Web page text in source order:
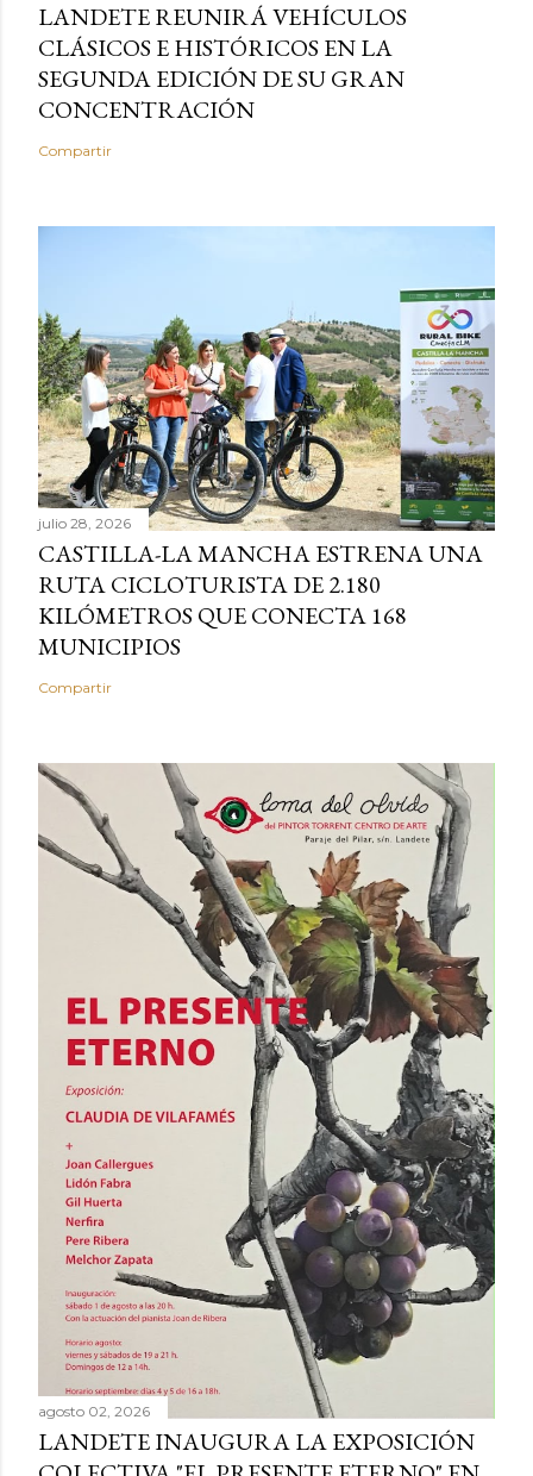
LANDETE REUNIRÁ VEHÍCULOS
CLÁSICOS E HISTÓRICOS EN LA
SEGUNDA EDICIÓN DE SU GRAN
CONCENTRACIÓN
Compartir
julio 28, 2026
CASTILLA-LA MANCHA ESTRENA UNA
RUTA CICLOTURISTA DE 2.180
KILÓMETROS QUE CONECTA 168
MUNICIPIOS
Compartir
agosto 02, 2026
LANDETE INAUGURA LA EXPOSICIÓN